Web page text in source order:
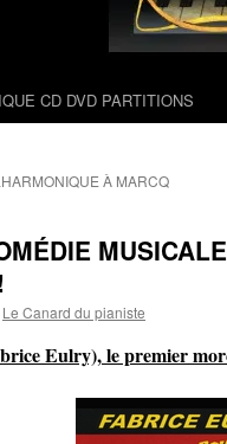
CD DVD PARTITIONS
À MARCQ
Le Canard du pianiste
Eulry), le premier